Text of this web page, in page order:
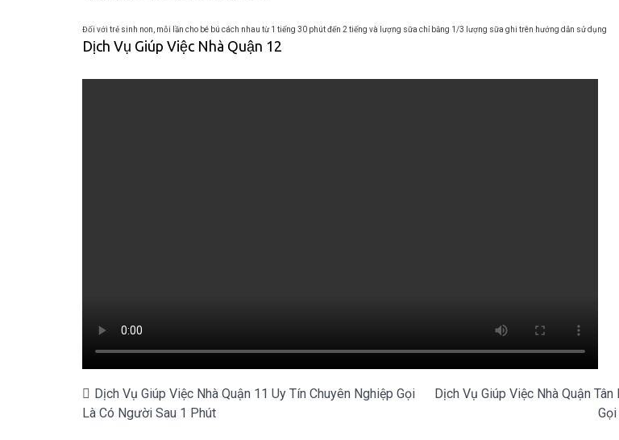
Đối với trẻ sinh non, mỗi lần cho bé bú cách nhau từ 1 tiếng 30 phút đến 2 tiếng và lượng sữa chỉ bằng 1/3 lượng sữa ghi trên hướng dẫn sử dụng
Dịch Vụ Giúp Việc Nhà Quận 12
Điều
hướng
Dịch Vụ Giúp Việc Nhà Quận 11 Uy Tín Chuyên Nghiệp Gọi
Là Có Người Sau 1 Phút
Dịch Vụ Giúp Việc Nhà Quận